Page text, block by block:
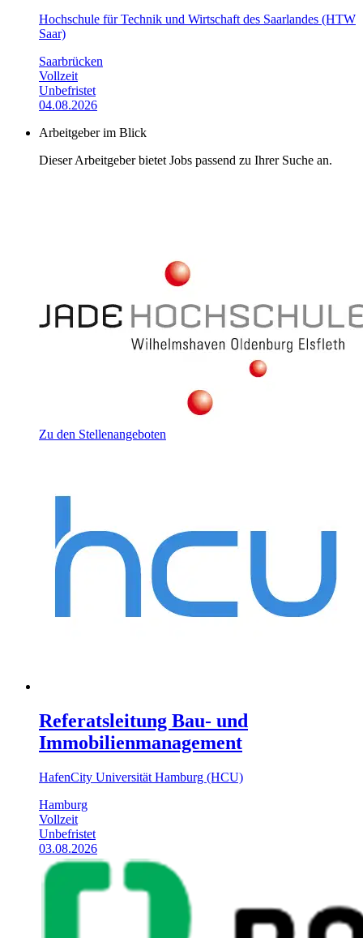
Hochschule für Technik und Wirtschaft des Saarlandes (HTW
Saar)
Saarbrücken
Vollzeit
Unbefristet
04.08.2026
Arbeitgeber im Blick
Dieser Arbeitgeber bietet Jobs passend zu Ihrer Suche an.
Zu den Stellenangeboten
Referatsleitung Bau- und
Immobilienmanagement
HafenCity Universität Hamburg (HCU)
Hamburg
Vollzeit
Unbefristet
03.08.2026